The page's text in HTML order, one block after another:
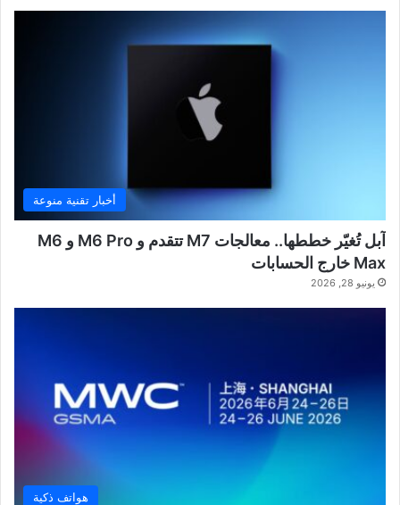
أخبار تقنية منوعة
آبل تُغيّر خططها.. معالجات M7 تتقدم و M6 Pro و M6
Max خارج الحسابات
يونيو 28, 2026
هواتف ذكية